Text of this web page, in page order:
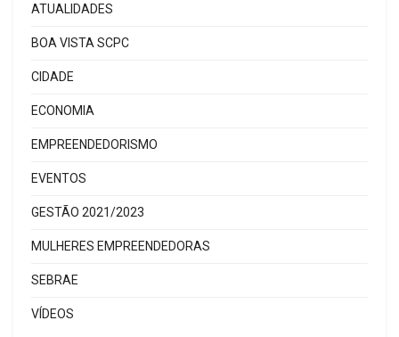
ATUALIDADES
BOA VISTA SCPC
CIDADE
ECONOMIA
EMPREENDEDORISMO
EVENTOS
GESTÃO 2021/2023
MULHERES EMPREENDEDORAS
SEBRAE
VÍDEOS